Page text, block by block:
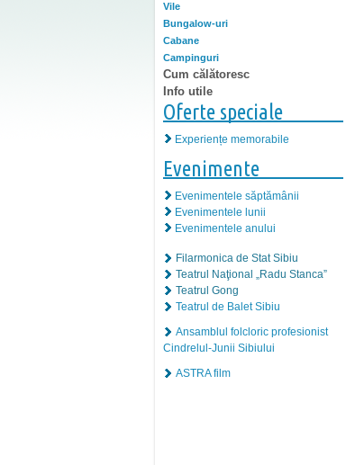
Vile
Bungalow-uri
Cabane
Campinguri
Cum călătoresc
Info utile
Oferte speciale
Experiențe memorabile
Evenimente
Evenimentele săptămânii
Evenimentele lunii
Evenimentele anului
Filarmonica de Stat Sibiu
Teatrul Naţional „Radu Stanca”
Teatrul Gong
Teatrul de Balet Sibiu
Ansamblul folcloric profesionist
Cindrelul-Junii Sibiului
ASTRA film